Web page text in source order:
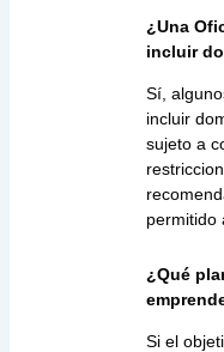
¿Una
incluir
Sí,
incluir
sujeto a
permitido
¿Qué
Si el